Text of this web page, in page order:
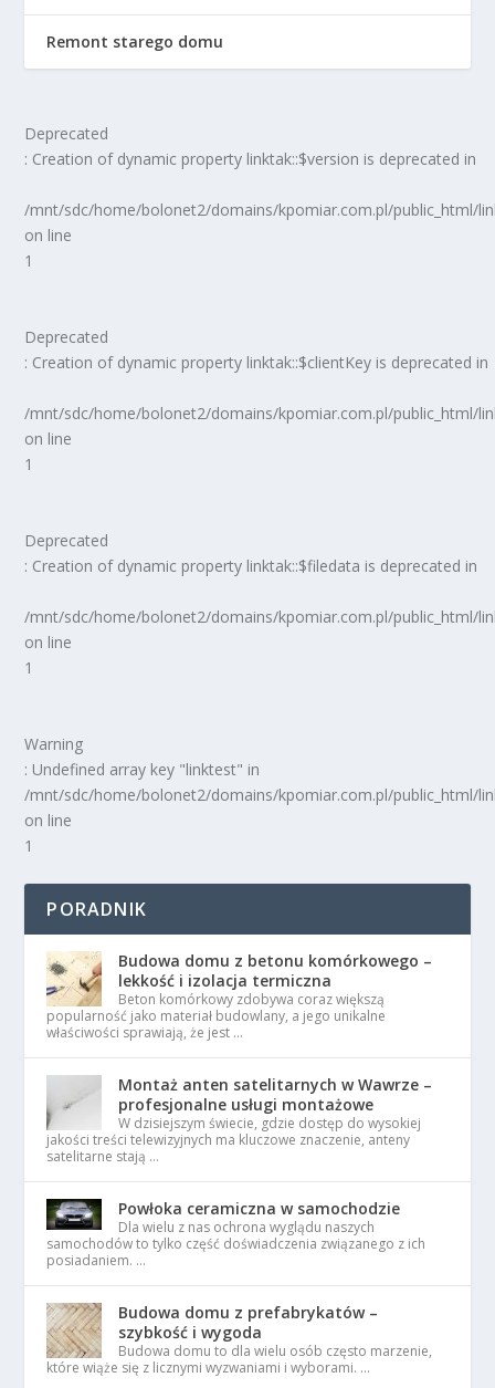
Remont starego domu
Deprecated
: Creation of dynamic property linktak::$version is deprecated in
/mnt/sdc/home/bolonet2/domains/kpomiar.com.pl/public_html/
on line
1
Deprecated
: Creation of dynamic property linktak::$clientKey is deprecated in
/mnt/sdc/home/bolonet2/domains/kpomiar.com.pl/public_html/
on line
1
Deprecated
: Creation of dynamic property linktak::$filedata is deprecated in
/mnt/sdc/home/bolonet2/domains/kpomiar.com.pl/public_html/
on line
1
Warning
: Undefined array key "linktest" in
/mnt/sdc/home/bolonet2/domains/kpomiar.com.pl/public_html/
on line
1
PORADNIK
Budowa domu z betonu komórkowego –
lekkość i izolacja termiczna
Beton komórkowy zdobywa coraz większą
popularność jako materiał budowlany, a jego unikalne
właściwości sprawiają, że jest …
Montaż anten satelitarnych w Wawrze –
profesjonalne usługi montażowe
W dzisiejszym świecie, gdzie dostęp do wysokiej
jakości treści telewizyjnych ma kluczowe znaczenie, anteny
satelitarne stają …
Powłoka ceramiczna w samochodzie
Dla wielu z nas ochrona wyglądu naszych
samochodów to tylko część doświadczenia związanego z ich
posiadaniem. …
Budowa domu z prefabrykatów –
szybkość i wygoda
Budowa domu to dla wielu osób często marzenie,
które wiąże się z licznymi wyzwaniami i wyborami. …